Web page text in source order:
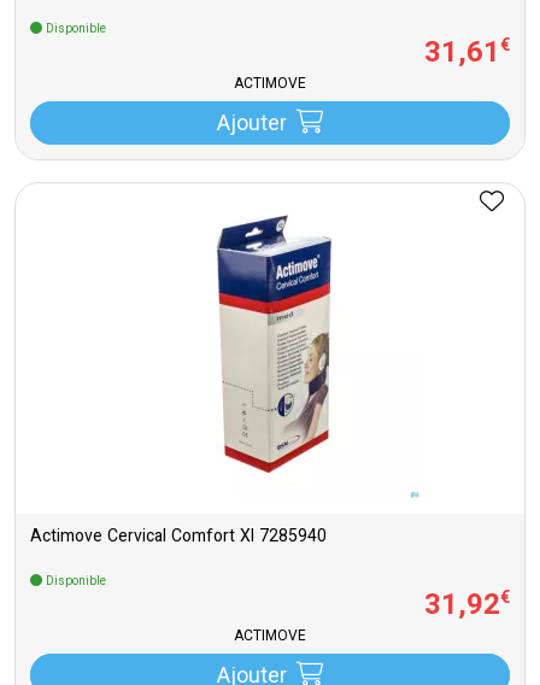
Disponible
31,61€
ACTIMOVE
Ajouter
Actimove Cervical Comfort Xl 7285940
Disponible
31,92€
ACTIMOVE
Ajouter